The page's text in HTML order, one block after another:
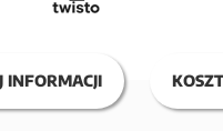
INFORMACJI